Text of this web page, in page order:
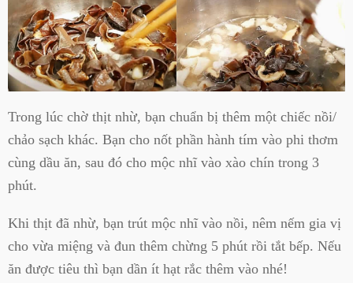
Trong lúc chờ thịt nhừ, bạn chuẩn bị thêm một chiếc nồi/
chảo sạch khác. Bạn cho nốt phần hành tím vào phi thơm
cùng dầu ăn, sau đó cho mộc nhĩ vào xào chín trong 3
phút.
Khi thịt đã nhừ, bạn trút mộc nhĩ vào nồi, nêm nếm gia vị
cho vừa miệng và đun thêm chừng 5 phút rồi tắt bếp. Nếu
ăn được tiêu thì bạn dần ít hạt rắc thêm vào nhé!